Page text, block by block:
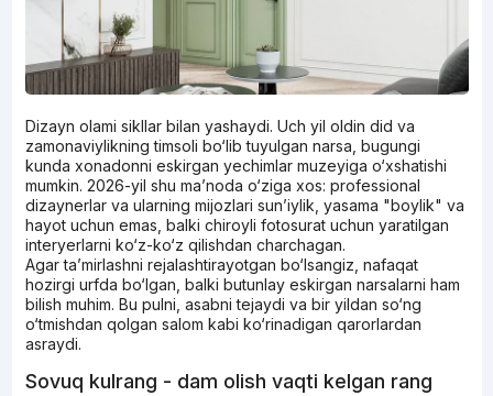
Dizayn olami sikllar bilan yashaydi. Uch yil oldin did va
zamonaviylikning timsoli bo‘lib tuyulgan narsa, bugungi
kunda xonadonni eskirgan yechimlar muzeyiga o‘xshatishi
mumkin. 2026-yil shu ma’noda o‘ziga xos: professional
dizaynerlar va ularning mijozlari sun’iylik, yasama "boylik" va
hayot uchun emas, balki chiroyli fotosurat uchun yaratilgan
interyerlarni ko‘z-ko‘z qilishdan charchagan.
Agar ta’mirlashni rejalashtirayotgan bo‘lsangiz, nafaqat
hozirgi urfda bo‘lgan, balki butunlay eskirgan narsalarni ham
bilish muhim. Bu pulni, asabni tejaydi va bir yildan so‘ng
o‘tmishdan qolgan salom kabi ko‘rinadigan qarorlardan
asraydi.
Sovuq kulrang - dam olish vaqti kelgan rang